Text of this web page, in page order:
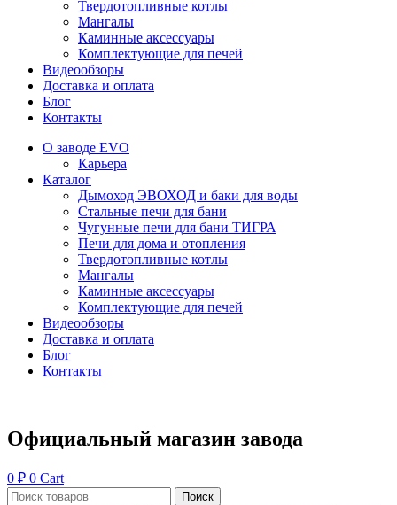
Твердотопливные котлы
Мангалы
Каминные аксессуары
Комплектующие для печей
Видеообзоры
Доставка и оплата
Блог
Контакты
О заводе EVO
Карьера
Каталог
Дымоход ЭВОХОД и баки для воды
Стальные печи для бани
Чугунные печи для бани ТИГРА
Печи для дома и отопления
Твердотопливные котлы
Мангалы
Каминные аксессуары
Комплектующие для печей
Видеообзоры
Доставка и оплата
Блог
Контакты
Официальный магазин завода
0 ₽ 0 Cart
Поиск